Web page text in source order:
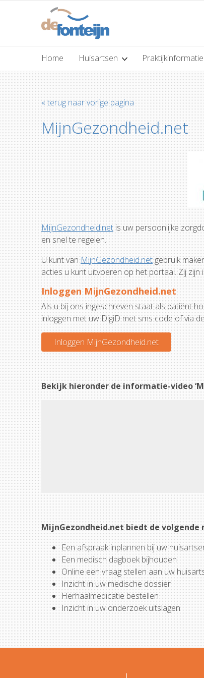
Home Huisartsen Praktijkinformatie
« terug naar vorige pagina
MijnGezondheid.net
MijnGezondheid.netis uw persoonlijke
en snel te regelen.
U kunt vanMijnGezondheid.netgebruik
acties u kunt uitvoeren op het portaal. Zij
Inloggen MijnGezondheid.net
Als u bij ons ingeschreven staat als patiënt
inloggen met uw DigiD met sms code of via
Inloggen MijnGezondheid.net
Bekijk hieronder de informatie-video
MijnGezondheid.net biedt de volgende
Een afspraak inplannen bij uw
Een medisch dagboek bijhouden
Online een vraag stellen aan uw
Inzicht in uw medische dossier
Herhaalmedicatie bestellen
Inzicht in uw onderzoek uitslagen